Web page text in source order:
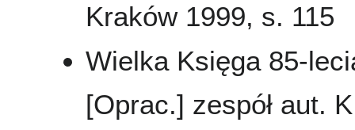
Kraków 1999, s. 115
Wielka Księga 85-
[Oprac.] zespół aut.